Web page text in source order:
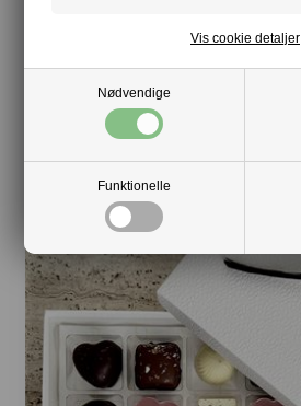
Nødvendige
Funktionelle
Vis cookie detaljer
naturfarvet bambusæske
209,00 DKK ekskl. moms